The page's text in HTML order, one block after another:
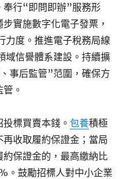
奉行“即問即辦”服務形
實施數字化電子發票，
力度。推進電子稅務局線
域信譽體系建設。持續擴
事后監管”范圍，確保方
。
投標買賣本錢。包養積極
收取履約保證金；當局
保證金的，最高繳納比
。鼓勵招標人對中小企業